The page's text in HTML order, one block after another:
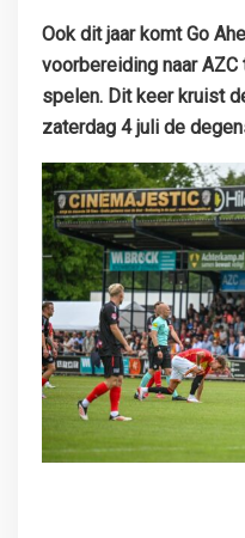
Ook dit jaar komt Go
voorbereiding naar
spelen. Dit keer kruist
zaterdag 4 juli de